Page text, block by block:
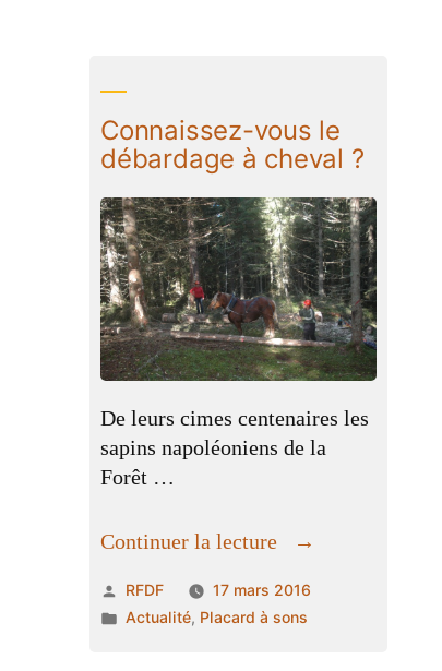
Connaissez-vous le
débardage à cheval ?
De leurs cimes centenaires les
sapins napoléoniens de la
Forêt …
Continuer la lecture
« Connaissez-
le
débardage
Publié
par
RFDF
17 mars 2016
Publié
Actualité, Placard à sons